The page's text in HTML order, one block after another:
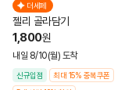
더세페
젤리 골라담기
1,800원
내일 8/10(월) 도착
신규입점
최대 15% 중복쿠폰